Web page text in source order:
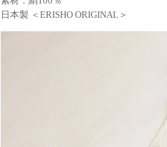
日本製 ＜ERISHO ORIGINAL＞